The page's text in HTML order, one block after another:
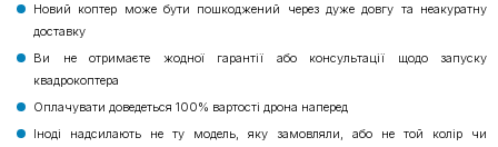
Новий коптер може бути пошкоджений через дуже довгу та неакуратну
доставку
Ви не отримаєте жодної гарантії або консультації щодо запуску
квадрокоптера
Оплачувати доведеться 100% вартості дрона наперед
Іноді надсилають не ту модель, яку замовляли, або не той колір чи